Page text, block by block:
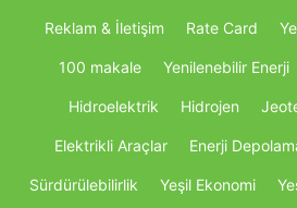
Reklam & İletişim Rate Card
100 makale Yenilenebilir Enerji
Hidroelektrik Hidrojen
Elektrikli Araçlar Enerji
Sürdürülebilirlik Yeşil Ekonomi